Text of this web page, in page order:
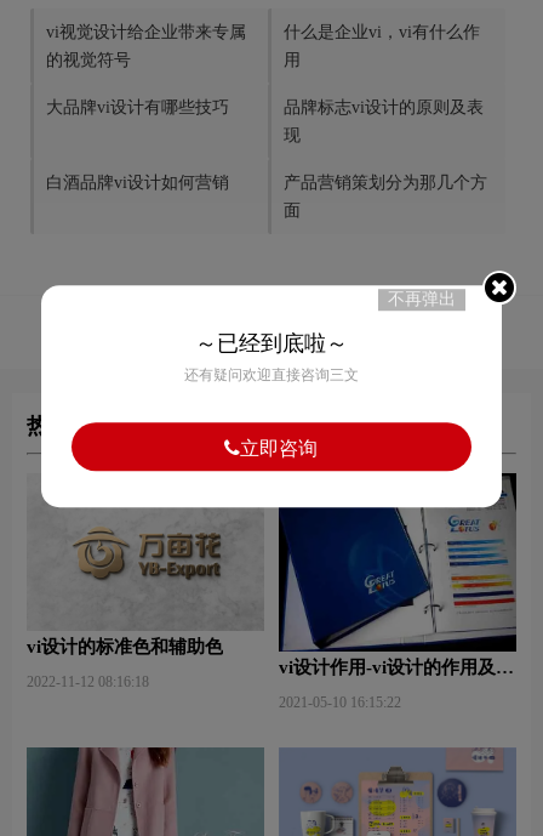
vi视觉设计给企业带来专属
的视觉符号
什么是企业vi，vi有什么作
用
大品牌vi设计有哪些技巧
品牌标志vi设计的原则及表
现
白酒品牌vi设计如何营销
产品营销策划分为那几个方
面
3 赞
热门文章
vi设计的标准色和辅助色
2022-11-12 08:16:18
vi设计作用-vi设计的作用及意
2021-05-10 16:15:22
不再弹出
～已经到底啦～
还有疑问欢迎直接咨询三文
立即咨询